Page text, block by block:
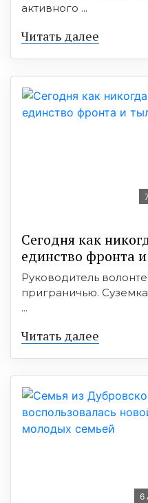
активного ...
Читать далее
Сегодня как
единство фронта
Руководитель
приграничью.
...
Читать далее
6